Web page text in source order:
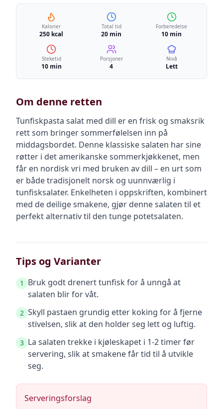
Kalorier
250 kcal
Total tid
20 min
Forberedelse
10 min
Steketid
10 min
Porsjoner
4
Nivå
Lett
Om denne retten
Tunfiskpasta salat med dill er en frisk og smaksrik
rett som bringer sommerfølelsen inn på
middagsbordet. Denne klassiske salaten har sine
røtter i det amerikanske sommerkjøkkenet, men
får en nordisk vri med bruken av dill – en urt som
er både tradisjonelt norsk og uunnværlig i
tunfisksalater. Enkelheten i oppskriften, kombinert
med de deilige smakene, gjør denne salaten til et
perfekt alternativ til den tunge potetsalaten.
Tips og Varianter
1
Bruk godt drenert tunfisk for å unngå at
salaten blir for våt.
2 Skyll pastaen grundig etter koking for å fjerne
stivelsen, slik at den holder seg lett og luftig.
3 La salaten trekke i kjøleskapet i 1-2 timer før
servering, slik at smakene får tid til å utvikle
seg.
Serveringsforslag